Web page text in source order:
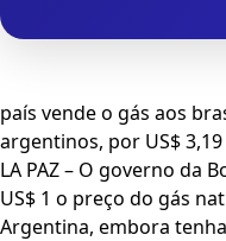
país vende o gás aos
argentinos, por US$ 3,19
LA PAZ – O governo da
US$ 1 o preço do gás
Argentina, embora